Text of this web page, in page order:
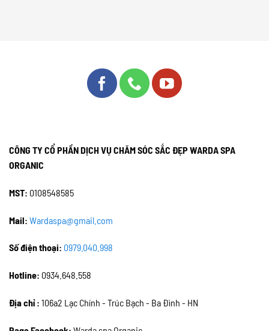
CÔNG TY CỔ PHẦN DỊCH VỤ CHĂM SÓC SẮC ĐẸP WARDA SPA
ORGANIC
MST: 0108548585
Mail: Wardaspa@gmail.com
Số điện thoại: 0979.040.998
Hotline: 0934.648.558
Địa chỉ : 106a2 Lạc Chính - Trúc Bạch - Ba Đình - HN